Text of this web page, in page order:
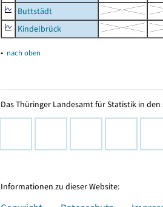
Buttstädt
Kindelbrück
▴ nach oben
Das Thüringer Landesamt für Statistik in
Informationen zu dieser Website: